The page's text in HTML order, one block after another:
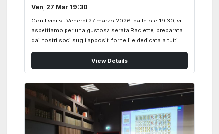
Ven, 27 Mar 19:30
Condividi su:Venerdì 27 marzo 2026, dalle ore 19.30, vi
aspettiamo per una gustosa serata Raclette, preparata
dai nostri soci sugli appositi fornelli e dedicata a tutti gli
amanti del formaggio. Approfittando del fatto che le
temperature ancora lo consentono, sarà una piacevole
occasione per trascorrere insieme una serata
View Details